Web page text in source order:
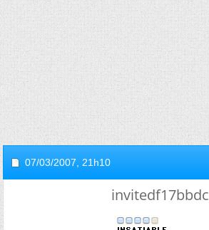
07/03/2007, 21h10
invitedf17bbdc